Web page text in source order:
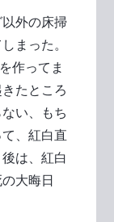
外の床掃
まった。
作ってま
たところ
い、もち
、紅白直
は、紅白
大晦日